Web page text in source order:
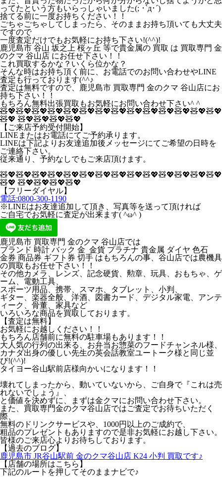
ってたという方もいらっしゃいました(; ･`д･´)
捨てる前に一度お持ちください！！
ごちゃごちゃしてしまったら、そのままお持ち頂いても大丈夫
ですので
一度査定だけでもお気軽にお持ち下さい!(^^)!
鹿児島市 谷山 坂之上 桜ヶ丘 等で貴金属の 買取 は 買取専門 金
のクマ 谷山店 にお任せ下さい！！
これ買取するかな？いくら位かな？
そんな時はお持ち頂く前に、お電話でのお問い合わせやLINE
査定も行っております(^^♪
査定は無料ですので、鹿児島市 買取専門 金のクマ 谷山店にお
持ち下さい！！
もちろん無料出張買取もお気軽にお問い合わせ下さい^ ^
🧸💖🧸💖🧸💖🧸💖🧸💖🧸💖🧸💖🧸💖🧸💖🧸💖🧸💖🧸💖🧸💖🧸💖
🧸💖 🧸💖🧸💖🧸💖🧸💖
【ご来店予約受付開始】
LINEまたはお電話にてご予約承ります。
LINEは下記よりお友達追加後メッセージにてご希望の日時を
ご連絡下さい。
従来通り、予約なしでもご来店頂けます。
🧸💖🧸💖🧸💖🧸💖🧸💖🧸💖🧸💖🧸💖🧸💖🧸💖🧸💖🧸💖🧸💖🧸💖
🧸💖 🧸💖🧸💖🧸💖🧸💖
【フリーダイヤル】
電話:0800-300-1190
※LINEはお友達追加して頂き、写真等を送って頂ければ
ご自宅でお気軽に査定が出来ます( ^ω^ )
鹿児島市 買取専門 金のクマ 谷山店では
ブランド 時計 バック 金 金貨 プラチナ 貴金属 ダイヤ 色石
金券 商品券 ギフト券 切手 はもちろんの事、谷山店では農機具
の買取もお任せ下さい！！
その他カメラ、レンズ、記念硬貨、勲章、玩具、おもちゃ、ゲ
ーム、電動工具、
スポーツ用品、携帯、スマホ、タブレット、小判、
ギター、楽器全般、洋酒、図書カード、デジタル家電、アンテ
ィーク、骨董、家具など
いろいろな商品を買取しております。
【査定は無料】
お気軽にお越しください！！
もちろん店舗前に無料の駐車場もあります！！
大人気の行列の出来る、お弁当お惣菜のフードチャンネル様、
カナダ出身の優しい先生の英会話教室ユートーク様と同じ並
び!(^^)!
タイヨー谷山駅前店様向かいになります！！
壊れてしまったから、動いていないから、ご自身で『これは売
れないでしょう』、
と価値を決めずに、まずは金クマにお問い合わせ下さい。
また、買取専門金のクマ谷山店ではご査定でお待ちいただく
際、
無料のドリンクサービスや、1000円以上のご成約で、
粗品のプレゼントもありますので是非お気軽にお越し下さい。
皆様のご来店心よりお待ちしております。
【過去のブログ】
鹿児島市 JR谷山駅前 金のクマ谷山店 K24 小判 買取です♪
【店舗の場所はこちら】
下記のルートを押してそのままナビで♪